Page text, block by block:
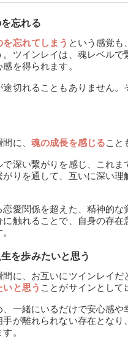
忘れる
忘れてしまう という感覚も
ツインレイは、魂レベルで
を得られます。
切れることもありません
に、 魂の成長を感じること
深い繋がりを感じ、これ
りを通して、互いに深い
愛関係を超えた、精神的
触れることで、自身の存在
を歩みたいと思う
に、お互いにツインレイ
と思う ことがサインとして
一緒にいるだけで安心感
が離れられない存在とな
。